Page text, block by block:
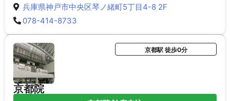
兵庫県神戸市中央区琴ノ緒町5丁目4-8 2F
078-414-8733
京都院
京都駅 徒歩0分